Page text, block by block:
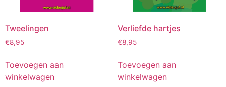
Tweelingen
€8,95
Toevoegen aan
winkelwagen
Verliefde hartjes
€8,95
Toevoegen aan
winkelwagen